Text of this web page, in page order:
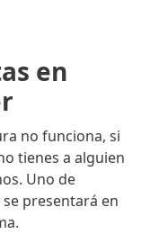
en
no funciona, si
tienes a alguien
Uno de
presentará en